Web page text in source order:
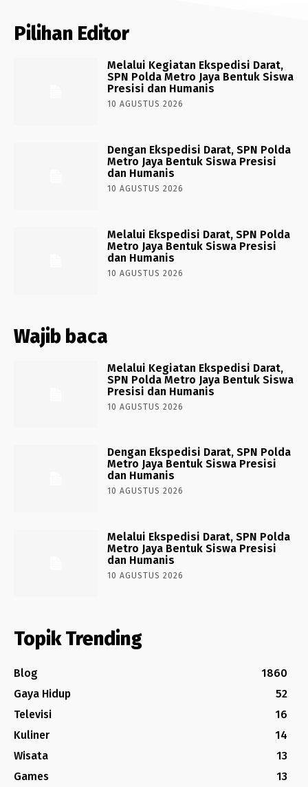
Pilihan Editor
Melalui Kegiatan Ekspedisi Darat,
SPN Polda Metro Jaya Bentuk Siswa
Presisi dan Humanis
10 AGUSTUS 2026
Dengan Ekspedisi Darat, SPN Polda
Metro Jaya Bentuk Siswa Presisi
dan Humanis
10 AGUSTUS 2026
Melalui Ekspedisi Darat, SPN Polda
Metro Jaya Bentuk Siswa Presisi
dan Humanis
10 AGUSTUS 2026
Wajib baca
Melalui Kegiatan Ekspedisi Darat,
SPN Polda Metro Jaya Bentuk Siswa
Presisi dan Humanis
10 AGUSTUS 2026
Dengan Ekspedisi Darat, SPN Polda
Metro Jaya Bentuk Siswa Presisi
dan Humanis
10 AGUSTUS 2026
Melalui Ekspedisi Darat, SPN Polda
Metro Jaya Bentuk Siswa Presisi
dan Humanis
10 AGUSTUS 2026
Topik Trending
Blog
1860
Gaya Hidup
52
Televisi
16
Kuliner
14
Wisata
13
Games
13